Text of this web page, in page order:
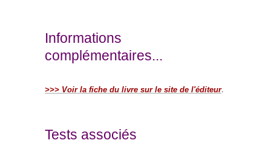
Informations
complémentaires...
>>> Voir la fiche du livre sur le site de l'éditeur.
Tests associés